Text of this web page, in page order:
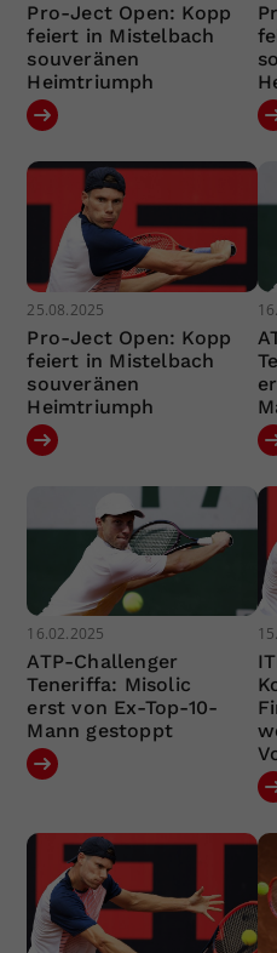
Pro-Ject Open: Kopp
feiert in Mistelbach
souveränen
Heimtriumph
25.08.2025
Pro-Ject Open: Kopp
feiert in Mistelbach
souveränen
Heimtriumph
16.02.2025
ATP-Challenger
Teneriffa: Misolic
erst von Ex-Top-10-
Mann gestoppt